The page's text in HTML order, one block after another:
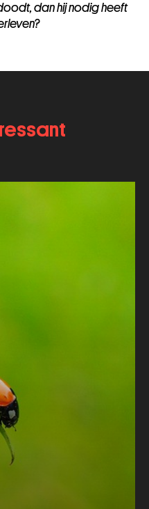
dan hij nodig heeft